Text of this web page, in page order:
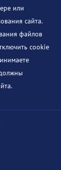
или
сайта.
файлов
cookie